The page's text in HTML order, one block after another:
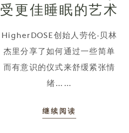
受更佳睡眠的艺术
HigherDOSE创始人劳伦·贝林
杰里分享了如何通过一些简单
而有意识的仪式来舒缓紧张情
绪……
继续阅读